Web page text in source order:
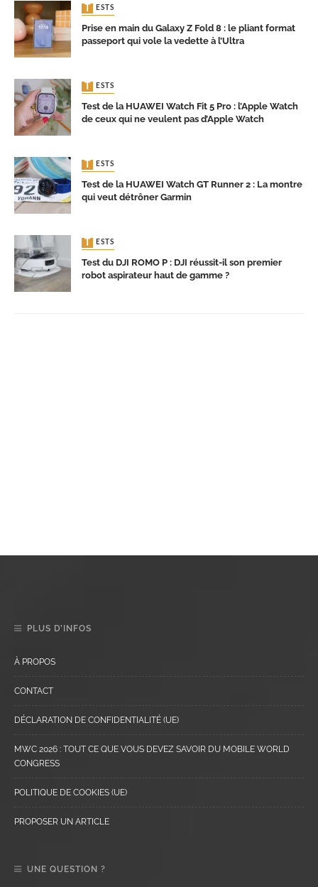
TESTS
Prise en main du Galaxy Z Fold 8 : le pliant format
passeport qui vole la vedette à l’Ultra
TESTS
Test de la HUAWEI Watch Fit 5 Pro : l’Apple Watch
de ceux qui ne veulent pas d’Apple Watch
TESTS
Test de la HUAWEI Watch GT Runner 2 : La montre
qui veut détrôner Garmin
TESTS
Test du DJI ROMO P : DJI réussit-il son premier
robot aspirateur haut de gamme ?
PLUS D’INFOS
À PROPOS
CONTACT
DÉCLARATION DE CONFIDENTIALITÉ (UE)
MWC 2026 : TOUT CE QUE VOUS DEVEZ SAVOIR DU MOBILE WORLD
CONGRESS
POLITIQUE DE COOKIES (UE)
PROPOSER UN ARTICLE
UNE QUESTION ?